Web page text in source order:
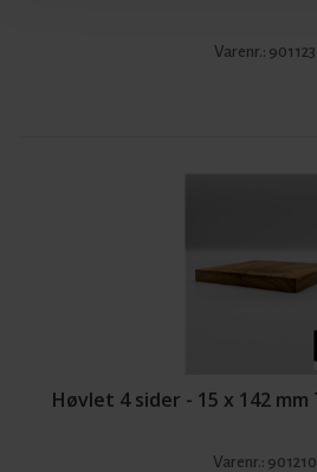
Varenr.: 901123
Høvlet 4 sider - 15 x 142 mm
Varenr.: 901210